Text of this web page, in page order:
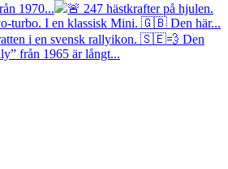
1970...
🚨 247 hästkrafter på hjulen.
turbo. I en klassisk Mini. 🇬🇧 Den här...
i en svensk rallyikon. 🇸🇪💨 Den
från 1965 är långt...